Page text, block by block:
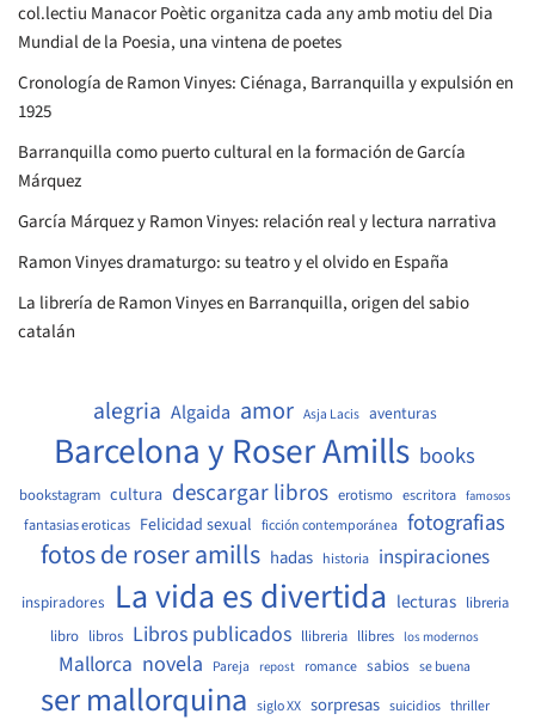
col.lectiu Manacor Poètic organitza cada any amb motiu del Dia
Mundial de la Poesia, una vintena de poetes
Cronología de Ramon Vinyes: Ciénaga, Barranquilla y expulsión en
1925
Barranquilla como puerto cultural en la formación de García
Márquez
García Márquez y Ramon Vinyes: relación real y lectura narrativa
Ramon Vinyes dramaturgo: su teatro y el olvido en España
La librería de Ramon Vinyes en Barranquilla, origen del sabio
catalán
alegria Algaida amor Asja Lacis aventuras
Barcelona y Roser Amills books
bookstagram cultura descargar libros erotismo escritora famosos
fantasias eroticas Felicidad sexual ficción contemporánea fotografias
fotos de roser amills hadas historia inspiraciones
inspiradores La vida es divertida lecturas libreria
libro libros Libros publicados llibreria llibres los modernos
Mallorca novela Pareja repost romance sabios se buena
ser mallorquina siglo XX sorpresas suicidios thriller